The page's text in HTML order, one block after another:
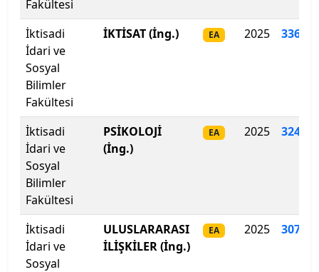
İstanbul Şişli Meslek Y.O.
İstanbul Teknik Üniversitesi
İstanbul Ticaret Üniversitesi
İstanbul Topkapı Üniversitesi
İstanbul Üniversitesi
İstanbul Üniversitesi-Cerrahpaşa
İstanbul Yeni Yüzyıl Üniversitesi
İstinye Üniversitesi
Fakültesi
İktisadi
İdari ve
Sosyal
Bilimler
Fakültesi
İKTİSAT (İng.) EA 2025 336
İktisadi
İdari ve
Sosyal
Bilimler
Fakültesi
PSİKOLOJİ
(İng.)
EA 2025
İktisadi
İdari ve
Sosyal
ULUSLARARASI
İLİŞKİLER (İng.)
EA 2025 307